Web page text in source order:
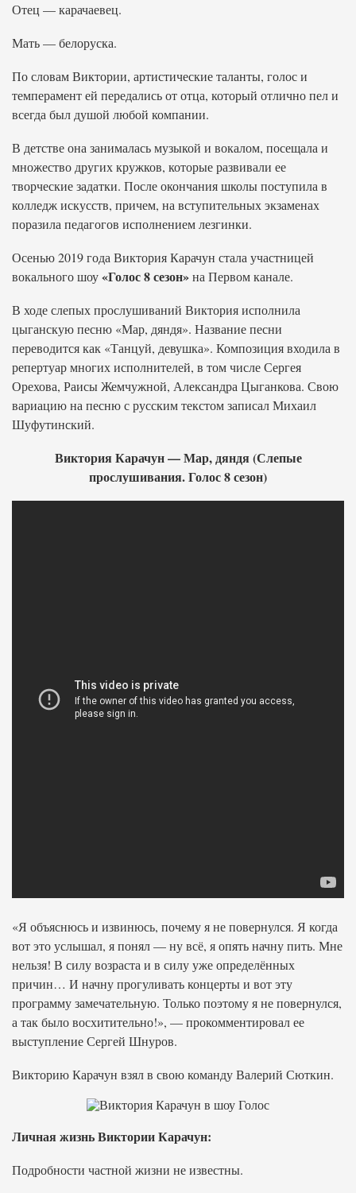
Отец — карачаевец.
Мать — белоруска.
По словам Виктории, артистические таланты, голос и
темперамент ей передались от отца, который отлично пел и
всегда был душой любой компании.
В детстве она занималась музыкой и вокалом, посещала и
множество других кружков, которые развивали ее
творческие задатки. После окончания школы поступила в
колледж искусств, причем, на вступительных экзаменах
поразила педагогов исполнением лезгинки.
Осенью 2019 года Виктория Карачун стала участницей
вокального шоу«Голос 8 сезон»на Первом канале.
В ходе слепых прослушиваний Виктория исполнила
цыганскую песню «Мар, дяндя». Название песни
переводится как «Танцуй, девушка». Композиция входила в
репертуар многих исполнителей, в том числе Сергея
Орехова, Раисы Жемчужной, Александра Цыганкова. Свою
вариацию на песню с русским текстом записал Михаил
Шуфутинский.
Виктория Карачун — Мар, дяндя (Слепые
прослушивания. Голос 8 сезон)
«Я объяснюсь и извинюсь, почему я не повернулся. Я когда
вот это услышал, я понял — ну всё, я опять начну пить. Мне
нельзя! В силу возраста и в силу уже определённых
причин… И начну прогуливать концерты и вот эту
программу замечательную. Только поэтому я не повернулся,
а так было восхитительно!», — прокомментировал ее
выступление Сергей Шнуров.
Викторию Карачун взял в свою команду Валерий Сюткин.
Личная жизнь Виктории Карачун:
Подробности частной жизни не известны.